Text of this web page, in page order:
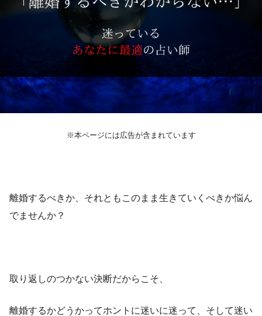
※本ページには広告が含まれています
離婚するべきか、それともこのまま生きていくべきか悩ん
でませんか？
取り返しのつかない決断だからこそ、
離婚するかどうかってホントに迷いに迷って、そして迷い